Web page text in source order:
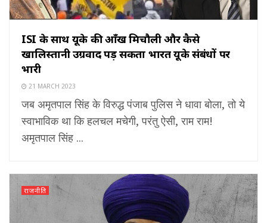
ISI के साथ यूके की आँख मिचौली और कैसे
खालिस्तानी उग्रवाद पड़ सकता भारत यूके संबंधों पर
भारी
21 MARCH 2023
जब अमृतपाल सिंह के विरुद्ध पंजाब पुलिस ने धावा बोला, तो ये
स्वाभाविक था कि हलचल मचेगी, परंतु ऐसी, राम राम!
अमृतपाल सिंह ...
राजनीति